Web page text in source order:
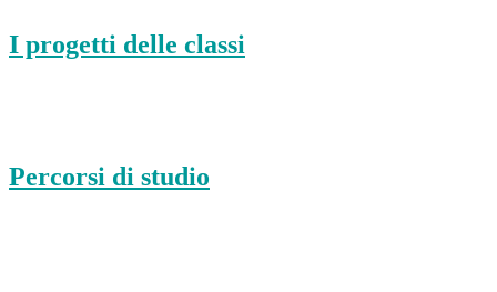
I progetti delle classi
Percorsi di studio